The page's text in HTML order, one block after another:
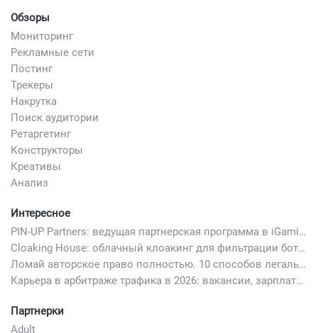
Обзоры
Мониторинг
Рекламные сети
Постинг
Трекеры
Накрутка
Поиск аудитории
Ретаргетинг
Конструкторы
Креативы
Анализ
Интересное
PIN-UP Partners: ведущая партнерская программа в iGaming
Cloaking House: облачный клоакинг для фильтрации ботов FB и Google Ads — гайд PHP-интеграции 2026
Ломай авторское право полностью. 10 способов легально добавить любимый трек в свой креатив
Карьера в арбитраже трафика в 2026: вакансии, зарплаты и как начать
Партнерки
Adult